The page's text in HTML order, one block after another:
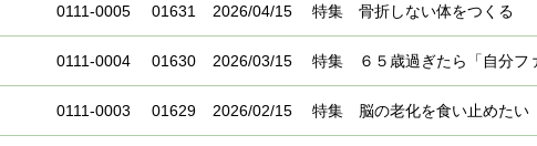
0111-0005 01631 2026/04/15 特集 骨折しない体をつくる
0111-0004 01630 2026/03/15 特集 ６５歳過ぎたら「自分フ
0111-0003 01629 2026/02/15 特集 脳の老化を食い止めたい